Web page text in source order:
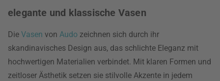
elegante und klassische Vasen
Die Vasen von Audo zeichnen sich durch ihr
skandinavisches Design aus, das schlichte Eleganz mit
hochwertigen Materialien verbindet. Mit klaren Formen und
zeitloser Ästhetik setzen sie stilvolle Akzente in jedem